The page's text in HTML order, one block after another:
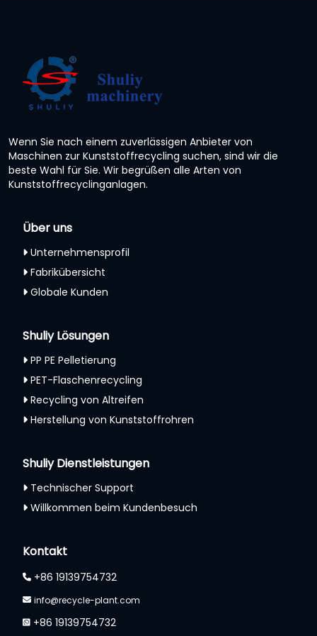
Wenn Sie nach einem zuverlässigen Anbieter von
Maschinen zur Kunststoffrecycling suchen, sind wir die
beste Wahl für Sie. Wir begrüßen alle Arten von
Kunststoffrecyclinganlagen.
Über uns
Unternehmensprofil
Fabrikübersicht
Globale Kunden
Shuliy Lösungen
PP PE Pelletierung
PET-Flaschenrecycling
Recycling von Altreifen
Herstellung von Kunststoffrohren
Shuliy Dienstleistungen
Technischer Support
Willkommen beim Kundenbesuch
Kontakt
+86 19139754732
info@recycle-plant.com
+86 19139754732